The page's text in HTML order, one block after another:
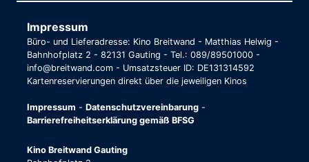
Impressum
Büro- und Lieferadresse: Kino Breitwand - Matthias Helwig -
Bahnhofplatz 2 - 82131 Gauting - Tel.: 089/89501000 -
info@breitwand.com - Umsatzsteuer ID: DE131314592
Kartenreservierungen direkt über die jeweiligen Kinos
Impressum - Datenschutzvereinbarung -
Barrierefreiheitserklärung gemäß BFSG
Kino Breitwand Gauting